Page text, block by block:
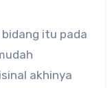
itu pada
akhinya